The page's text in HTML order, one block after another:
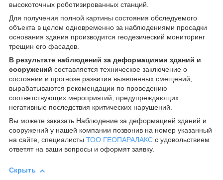
высокоточных роботизированных станций.
Для получения полной картины состояния обследуемого
объекта в целом одновременно за наблюдениями просадки
основания здания производится геодезический мониторинг
трещин его фасадов.
В результате наблюдений за деформациями зданий и
сооружений составляется техническое заключение о
состоянии и прогнозе развития выявленных смещений,
вырабатываются рекомендации по проведению
соответствующих мероприятий, предупреждающих
негативные последствия критических нарушений.
Вы можете заказать Наблюдение за деформацией зданий и
сооружений у нашей компании позвонив на номер указанный
на сайте, специалисты ТОО ГЕОПАРАЛАКС с удовольствием
ответят на ваши вопросы и оформят заявку.
Скрыть